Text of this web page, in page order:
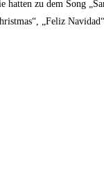
zu dem Song
„Feliz